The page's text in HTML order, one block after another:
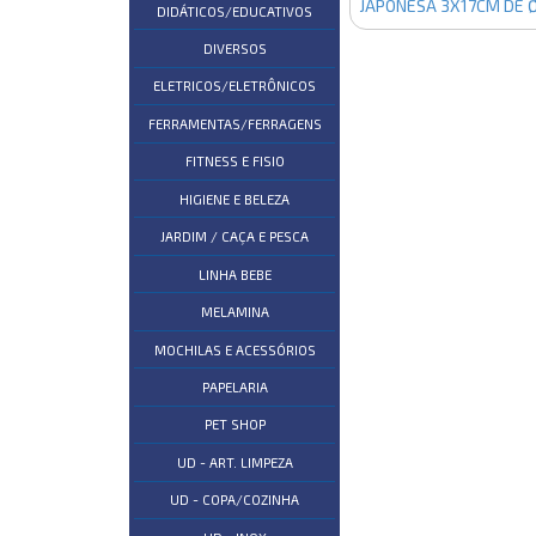
DIDÁTICOS/EDUCATIVOS
DIVERSOS
ELETRICOS/ELETRÔNICOS
FERRAMENTAS/FERRAGENS
FITNESS E FISIO
HIGIENE E BELEZA
JARDIM / CAÇA E PESCA
LINHA BEBE
MELAMINA
MOCHILAS E ACESSÓRIOS
PAPELARIA
PET SHOP
UD - ART. LIMPEZA
UD - COPA/COZINHA
JAPONESA 3X17CM DE